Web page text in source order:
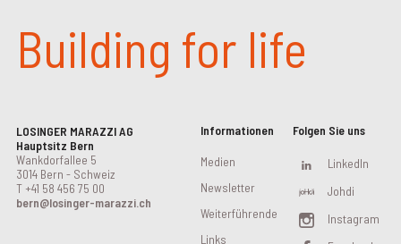
Building for life
LOSINGER MARAZZI AG
Hauptsitz Bern
Wankdorfallee 5
3014 Bern - Schweiz
T +41 58 456 75 00
bern@losinger-marazzi.ch
Informationen
Medien
Newsletter
Weiterführende
Links
Folgen Sie uns
LinkedIn
Johdi
Instagram